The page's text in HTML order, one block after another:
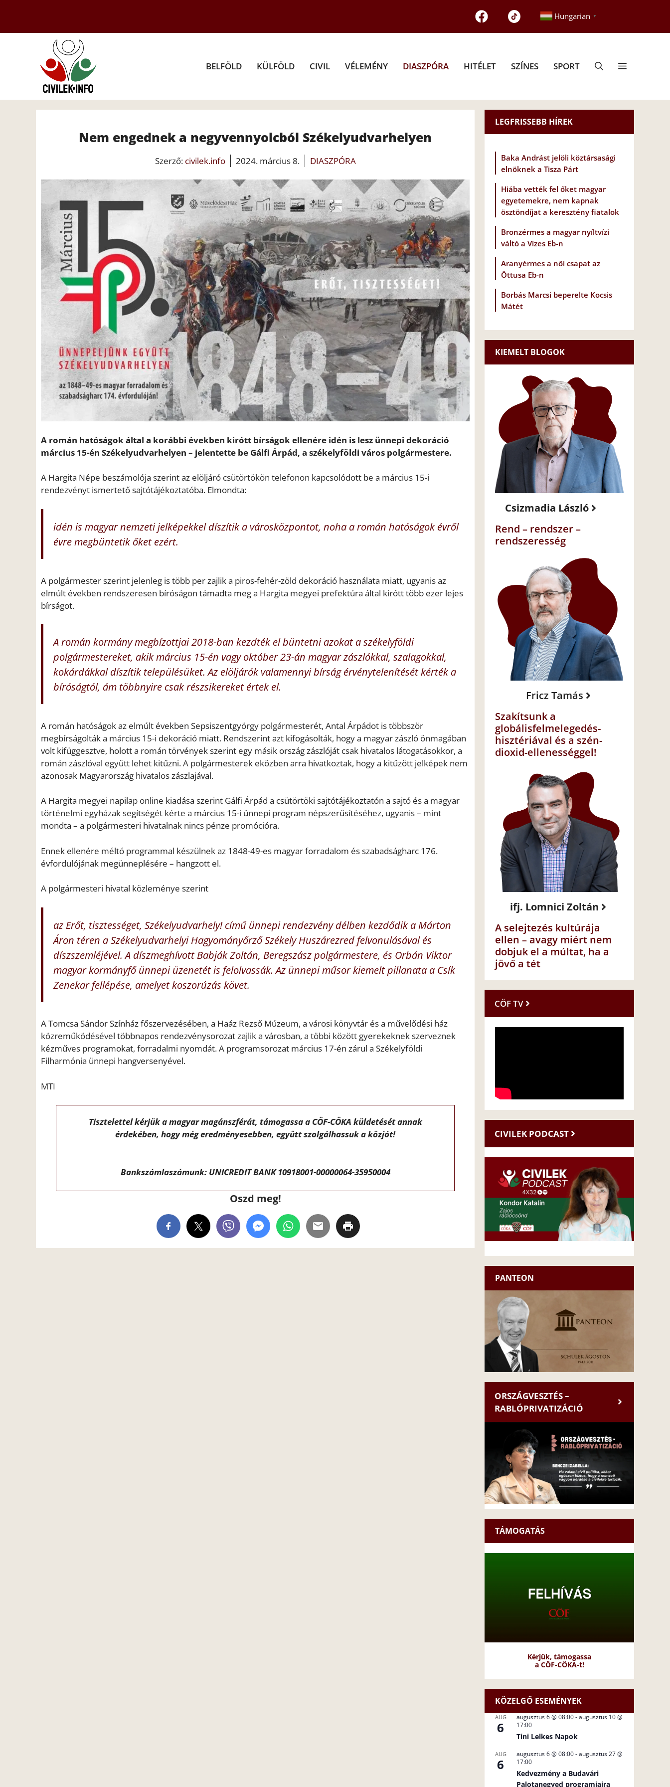
tartalomba
Hungarian ▼
BELFÖLD KÜLFÖLD CIVIL VÉLEMÉNY DIASZPÓRA HITÉLET SZÍNES SPORT
Nem engednek a negyvennyolcból Székelyudvarhelyen
Szerző: civilek.info 2024. március 8. DIASZPÓRA
A román hatóságok által a korábbi években kirótt bírságok ellenére idén is lesz ünnepi dekoráció
március 15-én Székelyudvarhelyen – jelentette be Gálfi Árpád, a székelyföldi város polgármestere.
A Hargita Népe beszámolója szerint az elöljáró csütörtökön telefonon kapcsolódott be a március 15-i
rendezvényt ismertető sajtótájékoztatóba. Elmondta:
idén is magyar nemzeti jelképekkel díszítik a városközpontot, noha a román hatóságok évről
évre megbüntetik őket ezért.
A polgármester szerint jelenleg is több per zajlik a piros-fehér-zöld dekoráció használata miatt, ugyanis az
elmúlt években rendszeresen bíróságon támadta meg a Hargita megyei prefektúra által kirótt több ezer lejes
bírságot.
A román kormány megbízottjai 2018-ban kezdték el büntetni azokat a székelyföldi
polgármestereket, akik március 15-én vagy október 23-án magyar zászlókkal, szalagokkal,
kokárdákkal díszítik településüket. Az elöljárók valamennyi bírság érvénytelenítését kérték a
bíróságtól, ám többnyire csak részsikereket értek el.
A román hatóságok az elmúlt években Sepsiszentgyörgy polgármesterét, Antal Árpádot is többször
megbírságolták a március 15-i dekoráció miatt. Rendszerint azt kifogásolták, hogy a magyar zászló önmagában
volt kifüggesztve, holott a román törvények szerint egy másik ország zászlóját csak hivatalos látogatásokkor, a
román zászlóval együtt lehet kitűzni. A polgármesterek eközben arra hivatkoztak, hogy a kitűzött jelképek nem
azonosak Magyarország hivatalos zászlajával.
A Hargita megyei napilap online kiadása szerint Gálfi Árpád a csütörtöki sajtótájékoztatón a sajtó és a magyar
történelmi egyházak segítségét kérte a március 15-i ünnepi program népszerűsítéséhez, ugyanis – mint
mondta – a polgármesteri hivatalnak nincs pénze promócióra.
Ennek ellenére méltó programmal készülnek az 1848-49-es magyar forradalom és szabadságharc 176.
évfordulójának megünneplésére – hangzott el.
A polgármesteri hivatal közleménye szerint
az Erőt, tisztességet, Székelyudvarhely! című ünnepi rendezvény délben kezdődik a Márton
Áron téren a Székelyudvarhelyi Hagyományőrző Székely Huszárezred felvonulásával és
díszszemléjével. A díszmeghívott Babják Zoltán, Beregszász polgármestere, és Orbán Viktor
magyar kormányfő ünnepi üzenetét is felolvassák. Az ünnepi műsor kiemelt pillanata a Csík
Zenekar fellépése, amelyet koszorúzás követ.
A Tomcsa Sándor Színház főszervezésében, a Haáz Rezső Múzeum, a városi könyvtár és a művelődési ház
közreműködésével többnapos rendezvénysorozat zajlik a városban, a többi között gyerekeknek szerveznek
kézműves programokat, forradalmi nyomdát. A programsorozat március 17-én zárul a Székelyföldi
Filharmónia ünnepi hangversenyével.
MTI
Tisztelettel kérjük a magyar magánszférát, támogassa a CÖF-CÖKA küldetését annak
érdekében, hogy még eredményesebben, együtt szolgálhassuk a közjót!
Bankszámlaszámunk: UNICREDIT BANK 10918001-00000064-35950004
Oszd meg!
LEGFRISSEBB HÍREK
Baka Andrást jelöli köztársasági
elnöknek a Tisza Párt
Hiába vették fel őket magyar
egyetemekre, nem kapnak
ösztöndíjat a keresztény fiatalok
Bronzérmes a magyar nyíltvízi
váltó a Vizes Eb-n
Aranyérmes a női csapat az
Öttusa Eb-n
Borbás Marcsi beperelte Kocsis
Mátét
KIEMELT BLOGOK
Csizmadia László
Rend – rendszer –
rendszeresség
Fricz Tamás
Szakítsunk a
globálisfelmelegedés-
hisztériával és a szén-
dioxid-ellenességgel!
ifj. Lomnici Zoltán
A selejtezés kultúrája
ellen – avagy miért nem
dobjuk el a múltat, ha a
jövő a tét
CÖF TV
CIVILEK PODCAST
PANTEON
ORSZÁGVESZTÉS –
RABLÓPRIVATIZÁCIÓ
TÁMOGATÁS
Kérjük, támogassa
a CÖF-CÖKA-t!
KÖZELGŐ ESEMÉNYEK
AUG
6
augusztus 6 @ 08:00-augusztus 10 @
17:00
Tini Lelkes Napok
AUG
6
augusztus 6 @ 08:00-augusztus 27 @
17:00
Kedvezmény a Budavári
Palotanegyed programjaira